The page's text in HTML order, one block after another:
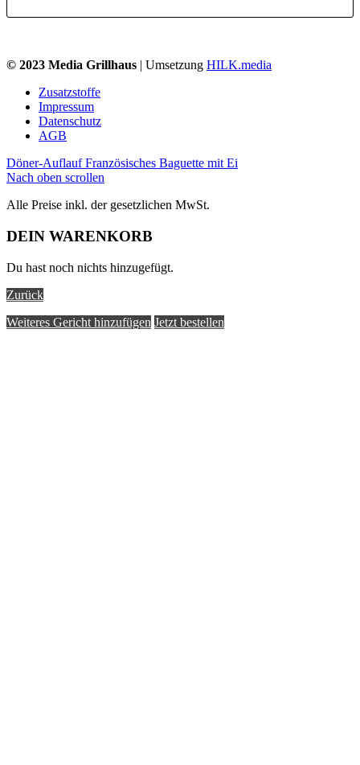
© 2023 Media Grillhaus | Umsetzung HILK.media
Zusatzstoffe
Impressum
Datenschutz
AGB
Döner-Auflauf Französisches Baguette mit Ei
Nach oben scrollen
Alle Preise inkl. der gesetzlichen MwSt.
DEIN WARENKORB
Du hast noch nichts hinzugefügt.
Zurück
Weiteres Gericht hinzufügen Jetzt bestellen